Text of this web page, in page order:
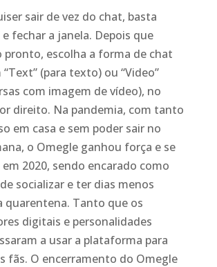
sair de vez do chat, basta
e fechar a janela. Depois que
pronto, escolha a forma de chat
(para texto) ou “Video”
com imagem de vídeo), no
direito. Na pandemia, com tanto
em casa e sem poder sair no
o Omegle ganhou força e se
2020, sendo encarado como
socializar e ter dias menos
quarentena. Tanto que os
digitais e personalidades
a usar a plataforma para
fãs. O encerramento do Omegle